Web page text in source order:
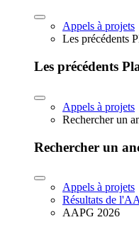
Appels à projets
Les précédents
Les précédents
Appels à projets
Rechercher un
Rechercher un
Appels à projets
Résultats de
AAPG 2026